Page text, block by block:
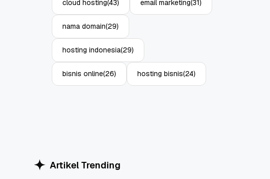
cloud hosting(43) email marketing(31)
nama domain(29)
hosting indonesia(29)
bisnis online(26) hosting bisnis(24)
Artikel Trending